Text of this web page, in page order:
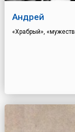
Андрей
«Храбрый»,